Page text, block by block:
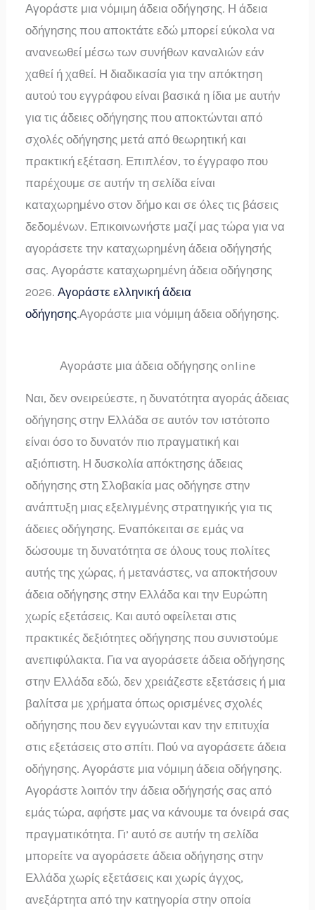
Αγοράστε μια νόμιμη άδεια οδήγησης. Η άδεια
οδήγησης που αποκτάτε εδώ μπορεί εύκολα να
ανανεωθεί μέσω των συνήθων καναλιών εάν
χαθεί ή χαθεί. Η διαδικασία για την απόκτηση
αυτού του εγγράφου είναι βασικά η ίδια με αυτήν
για τις άδειες οδήγησης που αποκτώνται από
σχολές οδήγησης μετά από θεωρητική και
πρακτική εξέταση. Επιπλέον, το έγγραφο που
παρέχουμε σε αυτήν τη σελίδα είναι
καταχωρημένο στον δήμο και σε όλες τις βάσεις
δεδομένων. Επικοινωνήστε μαζί μας τώρα για να
αγοράσετε την καταχωρημένη άδεια οδήγησής
σας. Αγοράστε καταχωρημένη άδεια οδήγησης
2026.Αγοράστε ελληνική άδεια
οδήγησης.Αγοράστε μια νόμιμη άδεια οδήγησης.
Αγοράστε μια άδεια οδήγησης online
Ναι, δεν ονειρεύεστε, η δυνατότητα αγοράς άδειας
οδήγησης στην Ελλάδα σε αυτόν τον ιστότοπο
είναι όσο το δυνατόν πιο πραγματική και
αξιόπιστη. Η δυσκολία απόκτησης άδειας
οδήγησης στη Σλοβακία μας οδήγησε στην
ανάπτυξη μιας εξελιγμένης στρατηγικής για τις
άδειες οδήγησης. Εναπόκειται σε εμάς να
δώσουμε τη δυνατότητα σε όλους τους πολίτες
αυτής της χώρας, ή μετανάστες, να αποκτήσουν
άδεια οδήγησης στην Ελλάδα και την Ευρώπη
χωρίς εξετάσεις. Και αυτό οφείλεται στις
πρακτικές δεξιότητες οδήγησης που συνιστούμε
ανεπιφύλακτα. Για να αγοράσετε άδεια οδήγησης
στην Ελλάδα εδώ, δεν χρειάζεστε εξετάσεις ή μια
βαλίτσα με χρήματα όπως ορισμένες σχολές
οδήγησης που δεν εγγυώνται καν την επιτυχία
στις εξετάσεις στο σπίτι. Πού να αγοράσετε άδεια
οδήγησης. Αγοράστε μια νόμιμη άδεια οδήγησης.
Αγοράστε λοιπόν την άδεια οδήγησής σας από
εμάς τώρα, αφήστε μας να κάνουμε τα όνειρά σας
πραγματικότητα. Γι’ αυτό σε αυτήν τη σελίδα
μπορείτε να αγοράσετε άδεια οδήγησης στην
Ελλάδα χωρίς εξετάσεις και χωρίς άγχος,
ανεξάρτητα από την κατηγορία στην οποία